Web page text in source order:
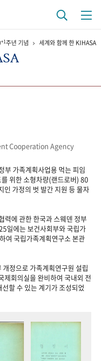
장
박물 영상 기록물
+1주년 광장
+1주년 기념 세계와 함께 한 KIHASA
Cooperation Agency
부 가족계획사업용 먹는 피임
위한 소형차량(랜드로버) 80
인 가정의 벗 발간 지원 등 물자
력에 관한 한국과 스웨덴 정부
일에는 보건사회부와 국립가
여 국립가족계획연구소 본관
정으로 가족계획연구원 설립
제회의실을 완비하여 국내외 전
할 수 있는 계기가 조성되었